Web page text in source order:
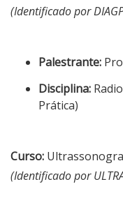
(Identificado por
Palestrante:
Disciplina:
Prática)
Curso:
(Identificado por